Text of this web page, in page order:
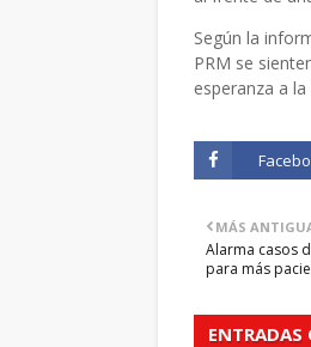
Según la
PRM se
esperanza a
MÁS
Alarma casos
para más
ENTRADAS